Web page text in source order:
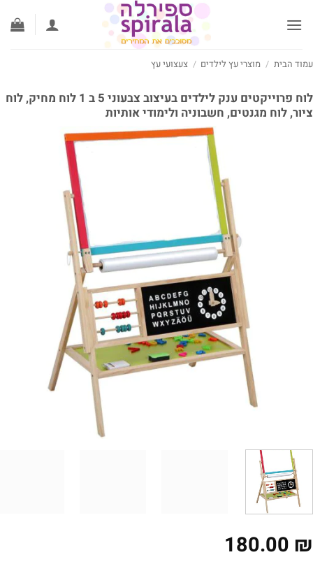
הבית / מוצרי עץ לילדים / צעצועי עץ
לוח פרוייקטים ענק לילדים בעיצוב צבעוני 5 ב 1 לוח מחיק, לוח
לוח מגנטים, חשבוניה ולימודי אותיות
180.00